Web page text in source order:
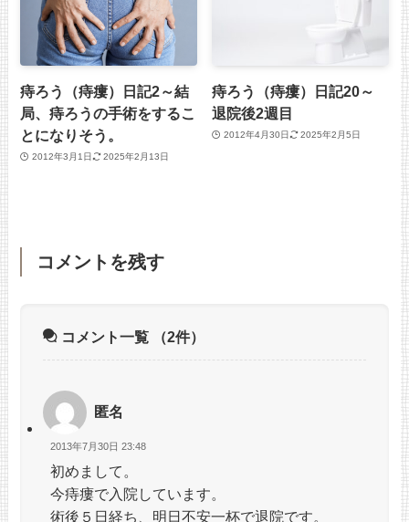
痔ろう（痔瘻）日記2～結
局、痔ろうの手術をするこ
とになりそう。
2012年3月1日 2025年2月13日
痔ろう（痔瘻）日記20～
退院後2週目
2012年4月30日 2025年2月5日
コメントを残す
コメント一覧 （2件）
匿名
2013年7月30日 23:48
初めまして。
今痔瘻で入院しています。
術後５日経ち、明日不安一杯で退院です。